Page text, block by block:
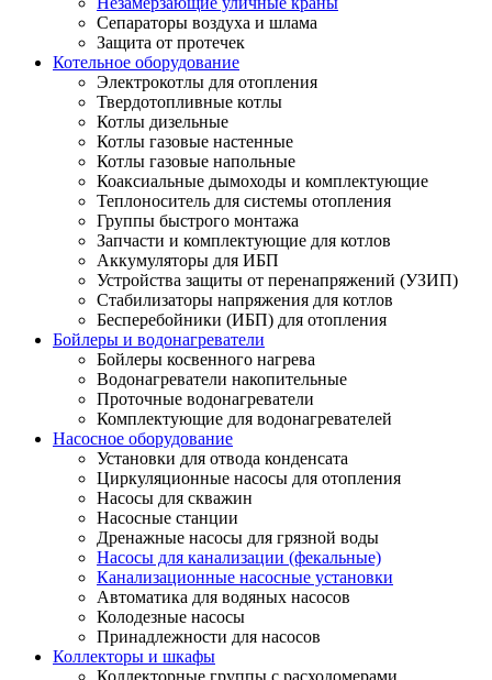
Сепараторы воздуха и шлама
Защита от протечек
Котельное оборудование
Электрокотлы для отопления
Твердотопливные котлы
Котлы дизельные
Котлы газовые настенные
Котлы газовые напольные
Коаксиальные дымоходы и комплектующие
Теплоноситель для системы отопления
Группы быстрого монтажа
Запчасти и комплектующие для котлов
Аккумуляторы для ИБП
Устройства защиты от перенапряжений (УЗИП)
Стабилизаторы напряжения для котлов
Бесперебойники (ИБП) для отопления
Бойлеры и водонагреватели
Бойлеры косвенного нагрева
Водонагреватели накопительные
Проточные водонагреватели
Комплектующие для водонагревателей
Насосное оборудование
Установки для отвода конденсата
Циркуляционные насосы для отопления
Насосы для скважин
Насосные станции
Дренажные насосы для грязной воды
Насосы для канализации (фекальные)
Канализационные насосные установки
Автоматика для водяных насосов
Колодезные насосы
Принадлежности для насосов
Коллекторы и шкафы
Коллекторные группы с расходомерами